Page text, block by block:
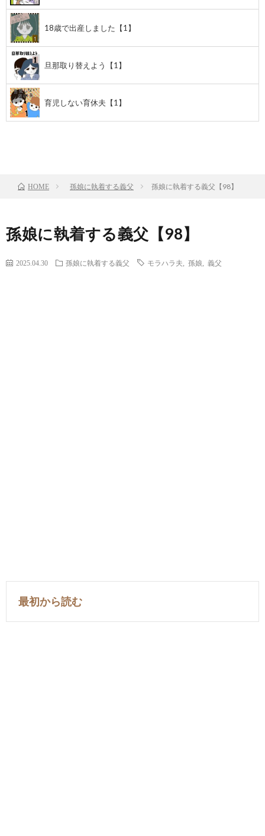
18歳で出産しました【1】
旦那取り替えよう【1】
育児しない育休夫【1】
HOME 孫娘に執着する義父 孫娘に執着する義父【98】
孫娘に執着する義父【98】
2025.04.30 孫娘に執着する義父 モラハラ夫 孫娘 義父
最初から読む